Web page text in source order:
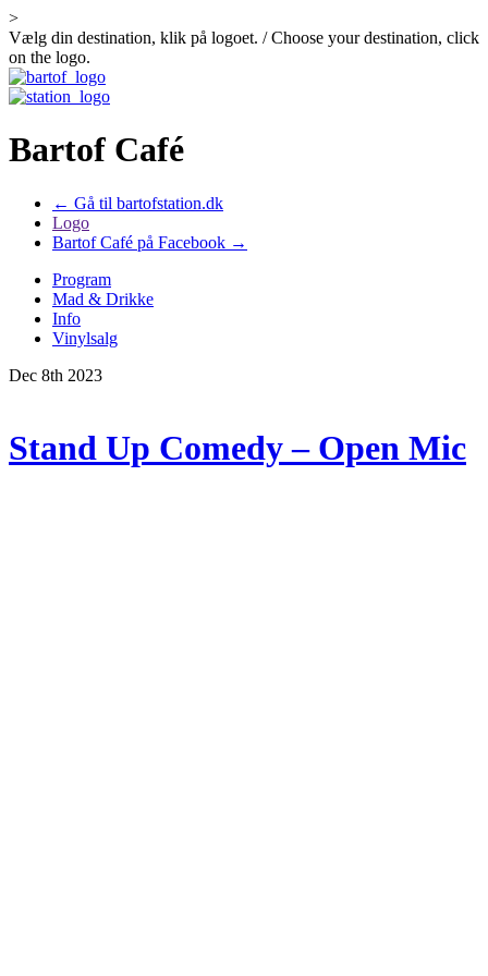
>
Vælg din destination, klik på logoet. / Choose your destination, click
on the logo.
Bartof Café
← Gå til bartofstation.dk
Logo
Bartof Café på Facebook →
Program
Mad & Drikke
Info
Vinylsalg
Dec 8th 2023
Stand Up Comedy – Open Mic